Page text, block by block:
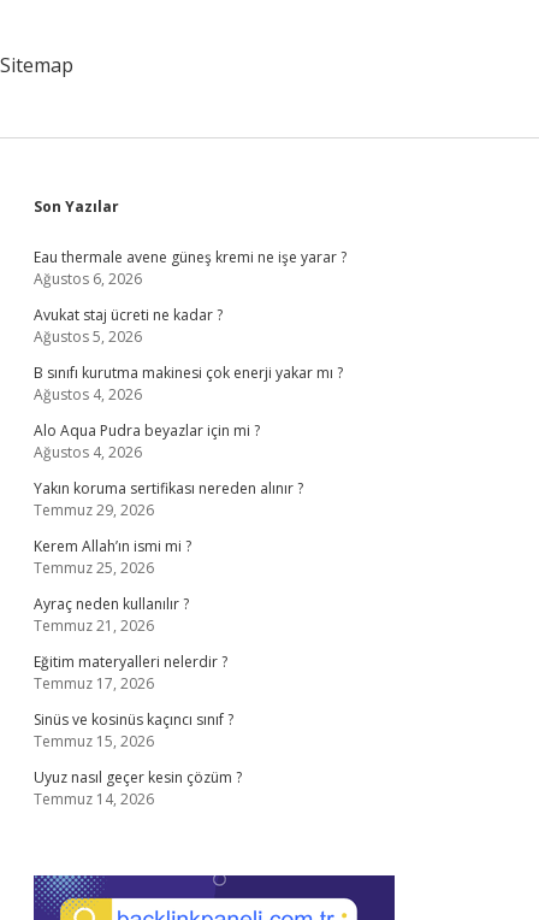
Sitemap
Sidebar
Son Yazılar
Eau thermale avene güneş kremi ne işe yarar ?
Ağustos 6, 2026
Avukat staj ücreti ne kadar ?
Ağustos 5, 2026
B sınıfı kurutma makinesi çok enerji yakar mı ?
Ağustos 4, 2026
Alo Aqua Pudra beyazlar için mi ?
Ağustos 4, 2026
Yakın koruma sertifikası nereden alınır ?
Temmuz 29, 2026
Kerem Allah’ın ismi mi ?
Temmuz 25, 2026
Ayraç neden kullanılır ?
Temmuz 21, 2026
Eğitim materyalleri nelerdir ?
Temmuz 17, 2026
Sinüs ve kosinüs kaçıncı sınıf ?
Temmuz 15, 2026
Uyuz nasıl geçer kesin çözüm ?
Temmuz 14, 2026